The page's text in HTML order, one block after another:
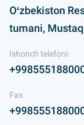
Oʻzbekiston
tumani,
Ishonch telefoni:
Fax: